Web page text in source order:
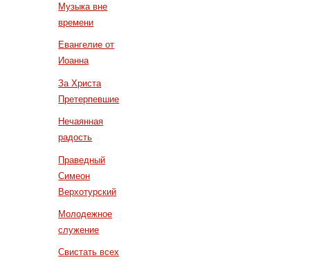
Музыка вне
времени
Евангелие от
Иоанна
За Христа
Претерпевшие
Нечаянная
радость
Праведный
Симеон
Верхотурский
Молодежное
служение
Свистать всех